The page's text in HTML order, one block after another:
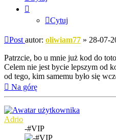
Cytuj
Post autor: oliwiam77 » 28-07-
Patrzcie, bo u mnie już kod do
Celem nie jest bycie lepszym od
od tego, kim samemu było się
Na górę
Adrio
-#VIP